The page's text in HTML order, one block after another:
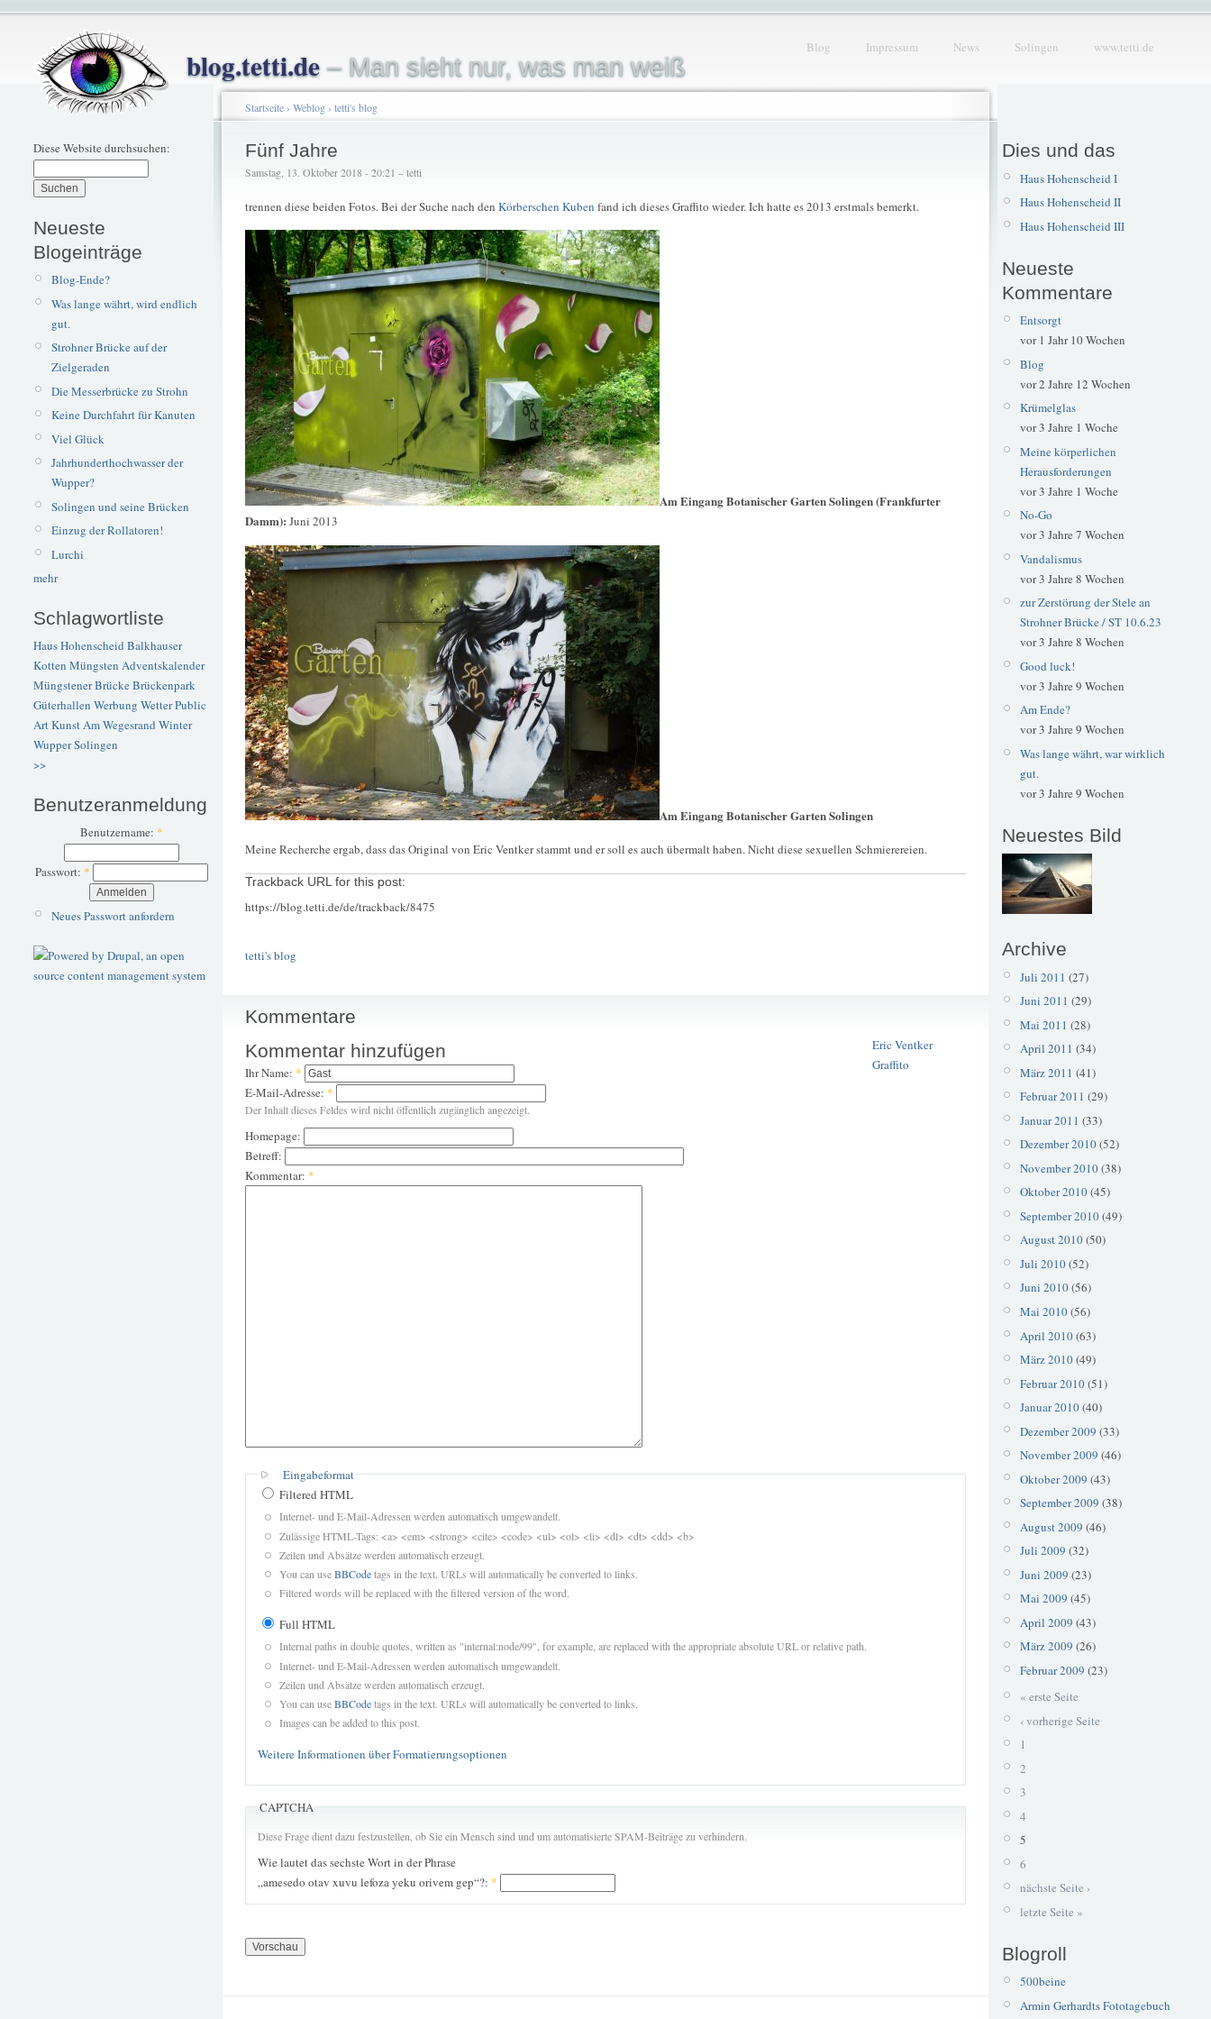
blog.tetti.de– Man sieht nur, was man weiß
Blog Impressum News Solingen www.tetti.de
Diese Website durchsuchen:
Neueste
Blogeinträge
Blog-Ende?
Was lange währt, wird endlich
gut.
Strohner Brücke auf der
Zielgeraden
Die Messerbrücke zu Strohn
Keine Durchfahrt für Kanuten
Viel Glück
Jahrhunderthochwasser der
Wupper?
Solingen und seine Brücken
Einzug der Rollatoren!
Lurchi
mehr
Schlagwortliste
Haus Hohenscheid Balkhauser
Kotten Müngsten Adventskalender
Müngstener BrückeBrückenpark
Güterhallen Werbung WetterPublic
ArtKunstAm Wegesrand Winter
WupperSolingen
>>
Benutzeranmeldung
Benutzername: *
Passwort: *
Neues Passwort anfordern
Startseite› Weblog› tetti's blog
Fünf Jahre
Samstag, 13. Oktober 2018 - 20:21 – tetti
trennen diese beiden Fotos. Bei der Suche nach den Körberschen Kuben fand ich dieses Graffito wieder. Ich hatte es 2013 erstmals bemerkt.
Am Eingang Botanischer Garten Solingen (Frankfurter
Damm): Juni 2013
Am Eingang Botanischer Garten Solingen
Meine Recherche ergab, dass das Original von Eric Ventker stammt und er soll es auch übermalt haben. Nicht diese sexuellen Schmierereien.
Trackback URL for this post:
https://blog.tetti.de/de/trackback/8475
tetti's blog
Eric Ventker
Graffito
Kommentare
Kommentar hinzufügen
Ihr Name: *
E-Mail-Adresse: *
Der Inhalt dieses Feldes wird nicht öffentlich zugänglich angezeigt.
Homepage:
Betreff:
Kommentar: *
Eingabeformat
Filtered HTML
Internet- und E-Mail-Adressen werden automatisch umgewandelt.
Zulässige HTML-Tags: <a> <em> <strong> <cite> <code> <ul> <ol> <li> <dl> <dt> <dd> <b>
Zeilen und Absätze werden automatisch erzeugt.
You can useBBCodetags in the text. URLs will automatically be converted to links.
Filtered words will be replaced with the filtered version of the word.
Full HTML
Internal paths in double quotes, written as "internal:node/99", for example, are replaced with the appropriate absolute URL or relative path.
Internet- und E-Mail-Adressen werden automatisch umgewandelt.
Zeilen und Absätze werden automatisch erzeugt.
You can useBBCodetags in the text. URLs will automatically be converted to links.
Images can be added to this post.
Weitere Informationen über Formatierungsoptionen
CAPTCHA
Diese Frage dient dazu festzustellen, ob Sie ein Mensch sind und um automatisierte SPAM-Beiträge zu verhindern.
Wie lautet das sechste Wort in der Phrase
„amesedo otav xuvu lefoza yeku orivem gep“?: *
Dies und das
Haus Hohenscheid I
Haus Hohenscheid II
Haus Hohenscheid III
Neueste
Kommentare
Entsorgt
vor 1 Jahr 10 Wochen
Blog
vor 2 Jahre 12 Wochen
Krümelglas
vor 3 Jahre 1 Woche
Meine körperlichen
Herausforderungen
vor 3 Jahre 1 Woche
No-Go
vor 3 Jahre 7 Wochen
Vandalismus
vor 3 Jahre 8 Wochen
zur Zerstörung der Stele an
Strohner Brücke / ST 10.6.23
vor 3 Jahre 8 Wochen
Good luck!
vor 3 Jahre 9 Wochen
Am Ende?
vor 3 Jahre 9 Wochen
Was lange währt, war wirklich
gut.
vor 3 Jahre 9 Wochen
Neuestes Bild
Archive
Juli 2011 (27)
Juni 2011 (29)
Mai 2011 (28)
April 2011 (34)
März 2011 (41)
Februar 2011 (29)
Januar 2011 (33)
Dezember 2010(52)
November 2010(38)
Oktober 2010(45)
September 2010(49)
August 2010(50)
Juli 2010(52)
Juni 2010(56)
Mai 2010(56)
April 2010(63)
März 2010(49)
Februar 2010(51)
Januar 2010(40)
Dezember 2009 (33)
November 2009 (46)
Oktober 2009 (43)
September 2009 (38)
August 2009 (46)
Juli 2009 (32)
Juni 2009 (23)
Mai 2009 (45)
April 2009 (43)
März 2009 (26)
Februar 2009 (23)
« erste Seite
‹ vorherige Seite
1
2
3
4
5
6
nächste Seite ›
letzte Seite »
Blogroll
500beine
Armin Gerhardts Fototagebuch